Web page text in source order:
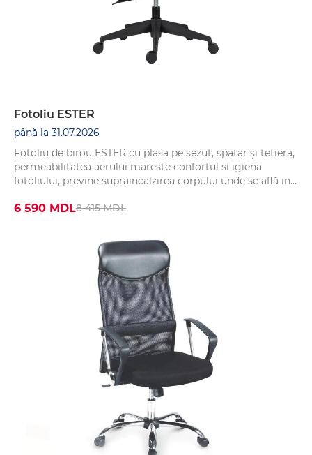
Fotoliu ESTER
până la 31.07.2026
Fotoliu de birou ESTER cu plasa pe sezut, spatar și tetiera,
permeabilitatea aerului mareste confortul si igiena
fotoliului, previne supraincalzirea corpului unde se află in
6 590 MDL8 415 MDL